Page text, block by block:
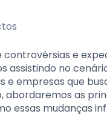
controvérsias e
assistindo no
e empresas que
as
essas mudanças